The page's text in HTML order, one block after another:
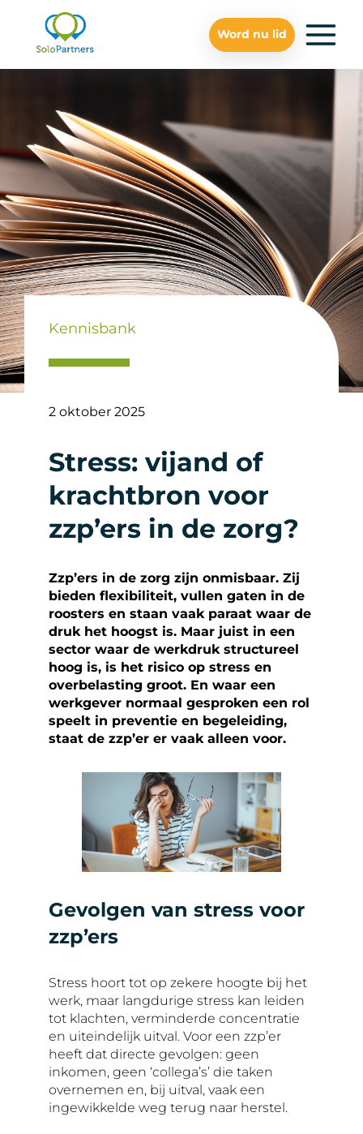
Word nu lid
Kennisbank
2 oktober 2025
Stress: vijand of
krachtbron voor
zzp’ers in de zorg?
Zzp’ers in de zorg zijn onmisbaar. Zij
bieden flexibiliteit, vullen gaten in de
roosters en staan vaak paraat waar de
druk het hoogst is. Maar juist in een
sector waar de werkdruk structureel
hoog is, is het risico op stress en
overbelasting groot. En waar een
werkgever normaal gesproken een rol
speelt in preventie en begeleiding,
staat de zzp’er er vaak alleen voor.
Gevolgen van stress voor
zzp’ers
Stress hoort tot op zekere hoogte bij het
werk, maar langdurige stress kan leiden
tot klachten, verminderde concentratie
en uiteindelijk uitval. Voor een zzp’er
heeft dat directe gevolgen: geen
inkomen, geen ‘collega’s’ die taken
overnemen en, bij uitval, vaak een
ingewikkelde weg terug naar herstel.